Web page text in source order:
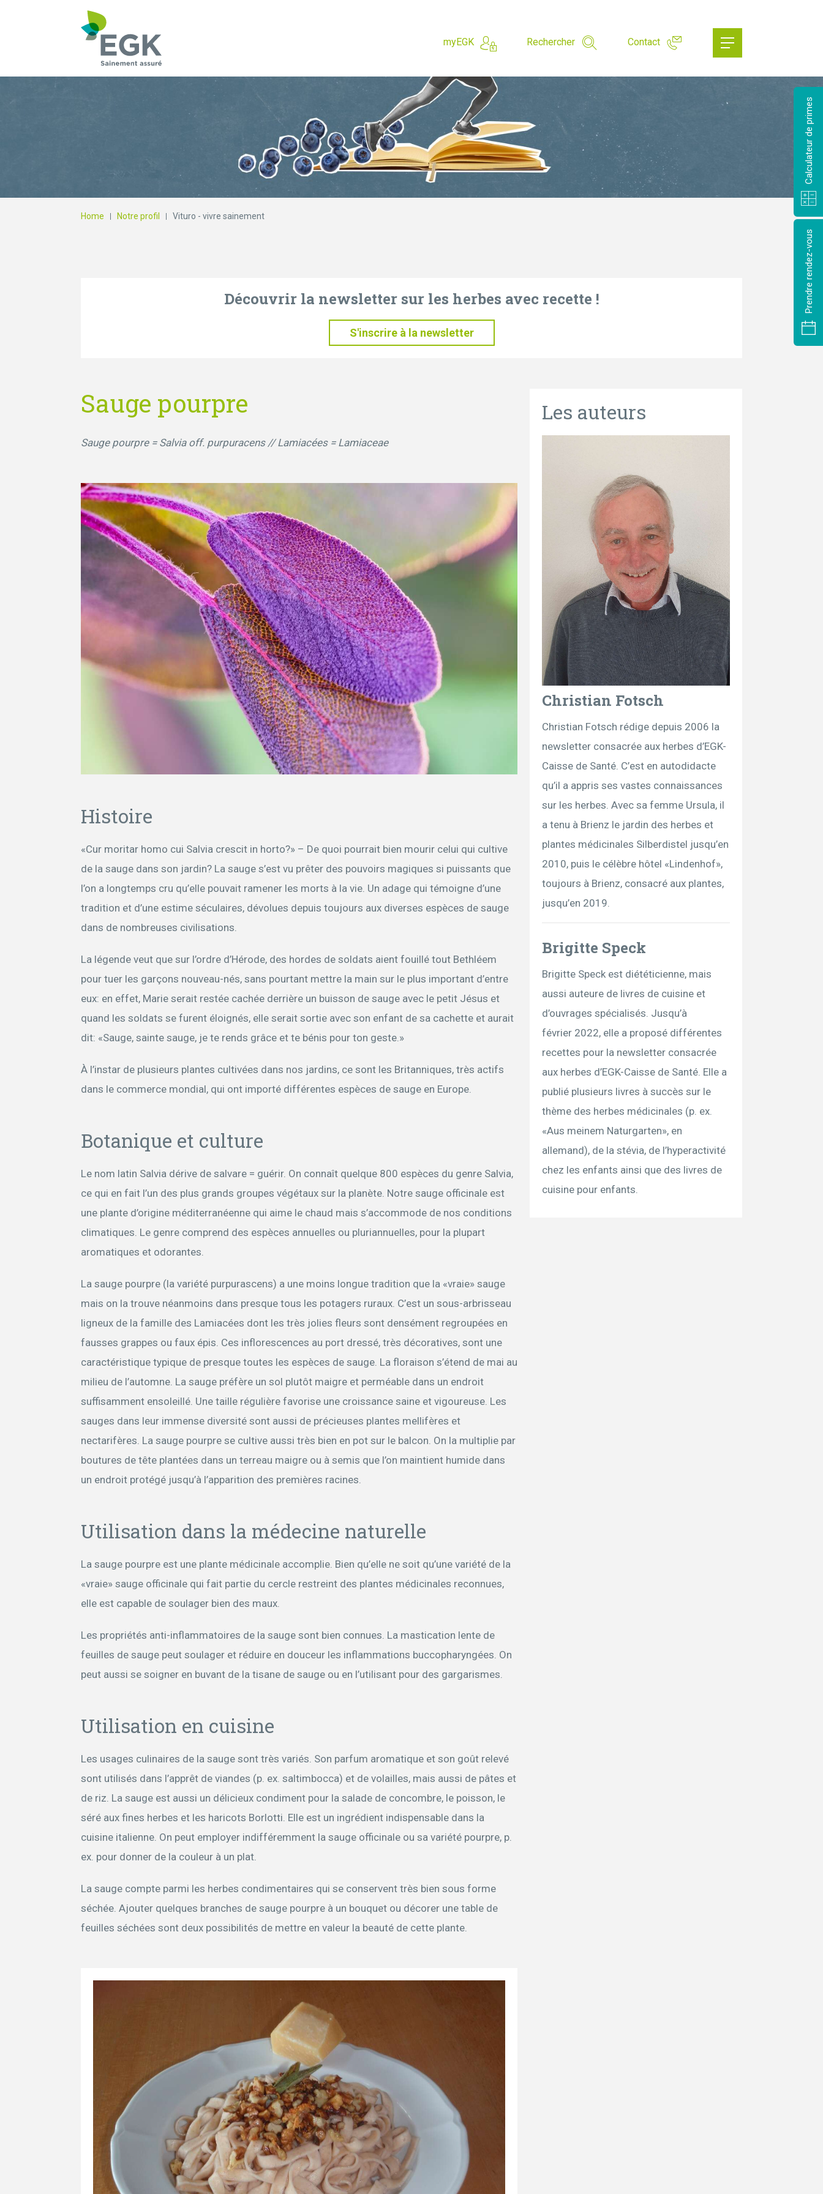
Calculateur de primes
Prendre rendez-vous
myEGK Rechercher Contact
Home Notre profil Vituro - vivre sainement
Découvrir la newsletter sur les herbes avec recette !
S'inscrire à la newsletter
Sauge pourpre
Sauge pourpre = Salvia off. purpuracens // Lamiacées = Lamiaceae
Histoire
«Cur moritar homo cui Salvia crescit in horto?» – De quoi pourrait bien mourir celui qui cultive
de la sauge dans son jardin? La sauge s’est vu prêter des pouvoirs magiques si puissants que
l’on a longtemps cru qu’elle pouvait ramener les morts à la vie. Un adage qui témoigne d’une
tradition et d’une estime séculaires, dévolues depuis toujours aux diverses espèces de sauge
dans de nombreuses civilisations.
La légende veut que sur l’ordre d’Hérode, des hordes de soldats aient fouillé tout Bethléem
pour tuer les garçons nouveau-nés, sans pourtant mettre la main sur le plus important d’entre
eux: en effet, Marie serait restée cachée derrière un buisson de sauge avec le petit Jésus et
quand les soldats se furent éloignés, elle serait sortie avec son enfant de sa cachette et aurait
dit: «Sauge, sainte sauge, je te rends grâce et te bénis pour ton geste.»
À l’instar de plusieurs plantes cultivées dans nos jardins, ce sont les Britanniques, très actifs
dans le commerce mondial, qui ont importé différentes espèces de sauge en Europe.
Botanique et culture
Le nom latin Salvia dérive de salvare = guérir. On connaît quelque 800 espèces du genre Salvia,
ce qui en fait l’un des plus grands groupes végétaux sur la planète. Notre sauge officinale est
une plante d’origine méditerranéenne qui aime le chaud mais s’accommode de nos conditions
climatiques. Le genre comprend des espèces annuelles ou pluriannuelles, pour la plupart
aromatiques et odorantes.
La sauge pourpre (la variété purpurascens) a une moins longue tradition que la «vraie» sauge
mais on la trouve néanmoins dans presque tous les potagers ruraux. C’est un sous-arbrisseau
ligneux de la famille des Lamiacées dont les très jolies fleurs sont densément regroupées en
fausses grappes ou faux épis. Ces inflorescences au port dressé, très décoratives, sont une
caractéristique typique de presque toutes les espèces de sauge. La floraison s’étend de mai au
milieu de l’automne. La sauge préfère un sol plutôt maigre et perméable dans un endroit
suffisamment ensoleillé. Une taille régulière favorise une croissance saine et vigoureuse. Les
sauges dans leur immense diversité sont aussi de précieuses plantes mellifères et
nectarifères. La sauge pourpre se cultive aussi très bien en pot sur le balcon. On la multiplie par
boutures de tête plantées dans un terreau maigre ou à semis que l’on maintient humide dans
un endroit protégé jusqu’à l’apparition des premières racines.
Utilisation dans la médecine naturelle
La sauge pourpre est une plante médicinale accomplie. Bien qu’elle ne soit qu’une variété de la
«vraie» sauge officinale qui fait partie du cercle restreint des plantes médicinales reconnues,
elle est capable de soulager bien des maux.
Les propriétés anti-inflammatoires de la sauge sont bien connues. La mastication lente de
feuilles de sauge peut soulager et réduire en douceur les inflammations buccopharyngées. On
peut aussi se soigner en buvant de la tisane de sauge ou en l’utilisant pour des gargarismes.
Utilisation en cuisine
Les usages culinaires de la sauge sont très variés. Son parfum aromatique et son goût relevé
sont utilisés dans l’apprêt de viandes (p. ex. saltimbocca) et de volailles, mais aussi de pâtes et
de riz. La sauge est aussi un délicieux condiment pour la salade de concombre, le poisson, le
séré aux fines herbes et les haricots Borlotti. Elle est un ingrédient indispensable dans la
cuisine italienne. On peut employer indifféremment la sauge officinale ou sa variété pourpre, p.
ex. pour donner de la couleur à un plat.
La sauge compte parmi les herbes condimentaires qui se conservent très bien sous forme
séchée. Ajouter quelques branches de sauge pourpre à un bouquet ou décorer une table de
feuilles séchées sont deux possibilités de mettre en valeur la beauté de cette plante.
Les auteurs
Christian Fotsch
Christian Fotsch rédige depuis 2006 la
newsletter consacrée aux herbes d’EGK-
Caisse de Santé. C’est en autodidacte
qu’il a appris ses vastes connaissances
sur les herbes. Avec sa femme Ursula, il
a tenu à Brienz le jardin des herbes et
plantes médicinales Silberdistel jusqu’en
2010, puis le célèbre hôtel «Lindenhof»,
toujours à Brienz, consacré aux plantes,
jusqu’en 2019.
Brigitte Speck
Brigitte Speck est diététicienne, mais
aussi auteure de livres de cuisine et
d’ouvrages spécialisés. Jusqu’à
février 2022, elle a proposé différentes
recettes pour la newsletter consacrée
aux herbes d’EGK-Caisse de Santé. Elle a
publié plusieurs livres à succès sur le
thème des herbes médicinales (p. ex.
«Aus meinem Naturgarten», en
allemand), de la stévia, de l’hyperactivité
chez les enfants ainsi que des livres de
cuisine pour enfants.
Qu'est-ce que vous cherchez?